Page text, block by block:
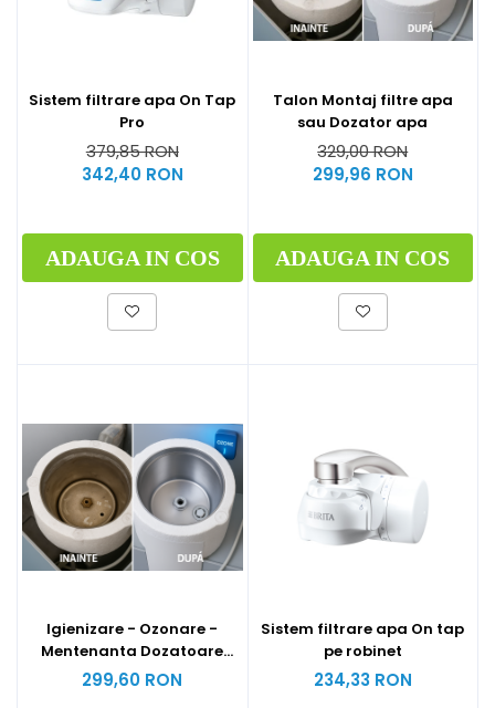
Sistem filtrare apa On Tap
Pro
379,85 RON
342,40 RON
ADAUGA IN COS
Talon Montaj filtre apa
sau Dozator apa
329,00 RON
299,96 RON
ADAUGA IN COS
Igienizare - Ozonare -
Mentenanta Dozatoare
apa
299,60 RON
Sistem filtrare apa On tap
pe robinet
234,33 RON